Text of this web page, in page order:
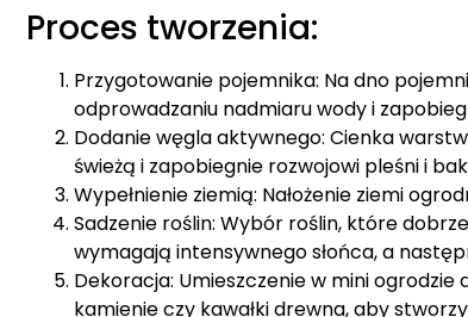
Proces tworzenia:
Przygotowanie pojemnika: Na dno
odprowadzaniu nadmiaru wody i
Dodanie węgla aktywnego: Cienka
świeżą i zapobiegnie rozwojowi pleśni i
Wypełnienie ziemią: Nałożenie ziemi
Sadzenie roślin: Wybór roślin, które
wymagają intensywnego słońca, a
Dekoracja: Umieszczenie w mini
kamienie czy kawałki drewna, aby